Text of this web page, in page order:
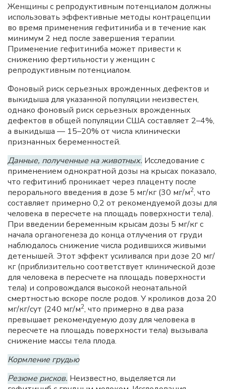
Женщины с репродуктивным потенциалом должны
использовать эффективные методы контрацепции
во время применения гефитиниба и в течение как
минимум 2 нед после завершения терапии.
Применение гефитиниба может привести к
снижению фертильности у женщин с
репродуктивным потенциалом.
Фоновый риск серьезных врожденных дефектов и
выкидыша для указанной популяции неизвестен,
однако фоновый риск серьезных врожденных
дефектов в общей популяции США составляет 2–4%,
а выкидыша — 15–20% от числа клинически
признанных беременностей.
Данные, полученные на животных. Исследование с
применением однократной дозы на крысах показало,
что гефитиниб проникает через плаценту после
перорального введения в дозе 5 мг/кг (30 мг/м2, что
составляет примерно 0,2 от рекомендуемой дозы для
человека в пересчете на площадь поверхности тела).
При введении беременным крысам дозы 5 мг/кг с
начала органогенеза до конца отлучения от груди
наблюдалось снижение числа родившихся живыми
детенышей. Этот эффект усиливался при дозе 20 мг/
кг (приблизительно соответствует клинической дозе
для человека в пересчете на площадь поверхности
тела) и сопровождался высокой неонатальной
смертностью вскоре после родов. У кроликов доза 20
мг/кг/сут (240 мг/м2, что примерно в два раза
превышает рекомендуемую дозу для человека в
пересчете на площадь поверхности тела) вызывала
снижение массы тела плода.
Кормление грудью
Резюме рисков. Неизвестно, выделяется ли